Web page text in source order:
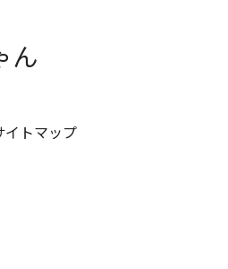
ん
イトマップ